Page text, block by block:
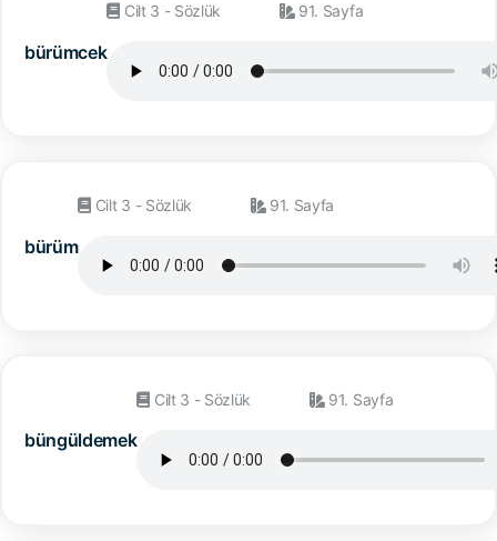
bürümcek
Cilt 3 - Sözlük 91. Sayfa
bürüm
Cilt 3 - Sözlük 91. Sayfa
büngüldemek
Cilt 3 - Sözlük 91. Sayfa